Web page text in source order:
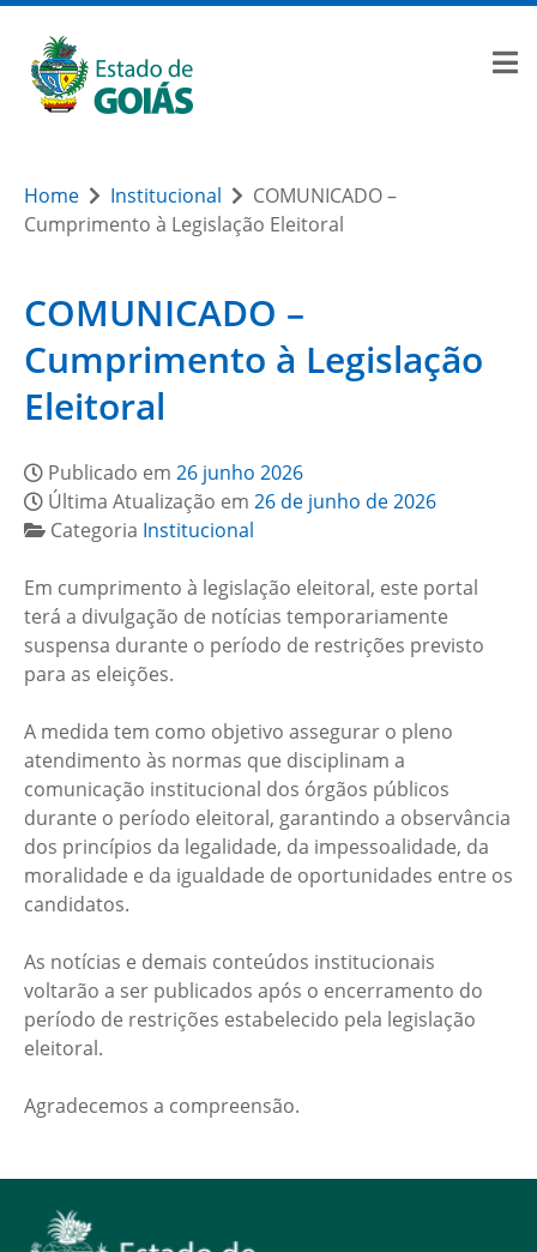
Home Institucional
COMUNICADO –
Cumprimento à Legislação Eleitoral
COMUNICADO –
Cumprimento à Legislação
Eleitoral
Publicado em 26 junho 2026
Última Atualização em 26 de junho de 2026
Categoria Institucional
Em cumprimento à legislação eleitoral, este portal
terá a divulgação de notícias temporariamente
suspensa durante o período de restrições previsto
para as eleições.
A medida tem como objetivo assegurar o pleno
atendimento às normas que disciplinam a
comunicação institucional dos órgãos públicos
durante o período eleitoral, garantindo a observância
dos princípios da legalidade, da impessoalidade, da
moralidade e da igualdade de oportunidades entre os
candidatos.
As notícias e demais conteúdos institucionais
voltarão a ser publicados após o encerramento do
período de restrições estabelecido pela legislação
eleitoral.
Agradecemos a compreensão.